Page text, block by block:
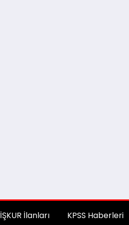
İŞKUR İlanları KPSS Haberleri